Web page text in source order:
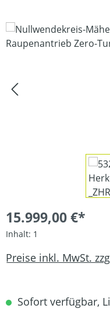
Bildergalerie
15.999,00 €*
Inhalt: 1
Preise inkl. MwSt.
Sofort verfügbar,